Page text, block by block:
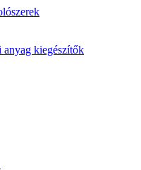
kiegészítők